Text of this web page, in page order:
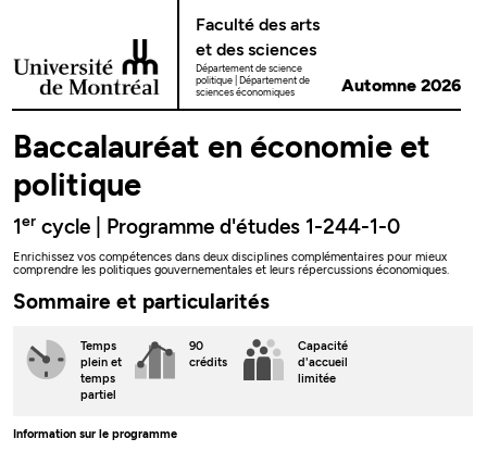
Faculté des arts
et des sciences
Département de science
politique Département de
sciences économiques
Automne 2026
Baccalauréat en économie et
politique
1er cycle | Programme d'études 1-244-1-0
Enrichissez vos compétences dans deux disciplines complémentaires pour mieux
comprendre les politiques gouvernementales et leurs répercussions économiques.
Sommaire et particularités
Temps
plein et
temps
partiel
90
crédits
Capacité
d'accueil
limitée
Information sur le programme